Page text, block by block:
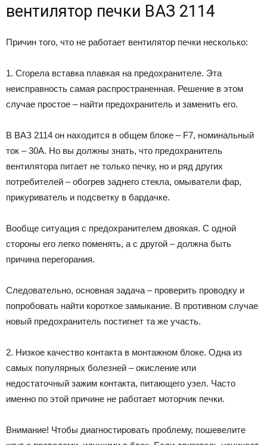
вентилятор печки ВАЗ 2114
Причин того, что не работает вентилятор печки несколько:
1. Сгорела вставка плавкая на предохранителе. Эта
неисправность самая распространенная. Решение в этом
случае простое – найти предохранитель и заменить его.
В ВАЗ 2114 он находится в общем блоке – F7, номинальный
ток – 30А. Но вы должны знать, что предохранитель
вентилятора питает не только печку, но и ряд других
потребителей – обогрев заднего стекла, омыватели фар,
прикуриватель и подсветку в бардачке.
Вообще ситуация с предохранителем двоякая. С одной
стороны его легко поменять, а с другой – должна быть
причина перегорания.
Следовательно, основная задача – проверить проводку и
попробовать найти короткое замыкание. В противном случае
новый предохранитель постигнет та же участь.
2. Низкое качество контакта в монтажном блоке. Одна из
самых популярных болезней – окисление или
недостаточный зажим контакта, питающего узел. Часто
именно по этой причине не работает моторчик печки.
Внимание! Чтобы диагностировать проблему, пошевелите